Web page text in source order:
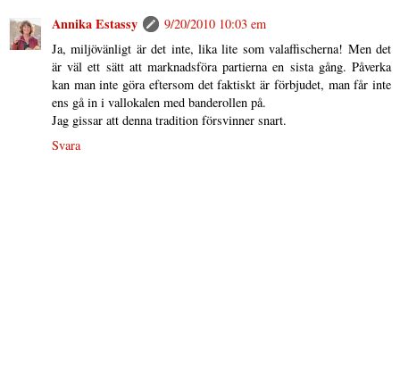
Annika Estassy
9/20/2010 10:03 em
Ja, miljövänligt är det inte, lika lite som valaffischerna! Men det
är väl ett sätt att marknadsföra partierna en sista gång. Påverka
kan man inte göra eftersom det faktiskt är förbjudet, man får inte
ens gå in i vallokalen med banderollen på.
Jag gissar att denna tradition försvinner snart.
Svara